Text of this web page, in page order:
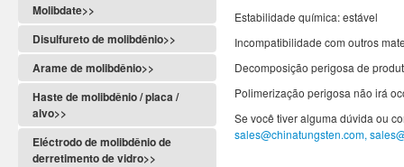
Molibdate>>
Disulfureto de molibdênio>>
Arame de molibdênio>>
Haste de molibdênio / placa /
alvo>>
Eléctrodo de molibdênio de
derretimento de vidro>>
Estabilidade química: estável
Incompatibilidade com outros
Decomposição perigosa de
Polimerização perigosa não irá
Se você tiver alguma dúvida ou
sales@chinatungsten.com,